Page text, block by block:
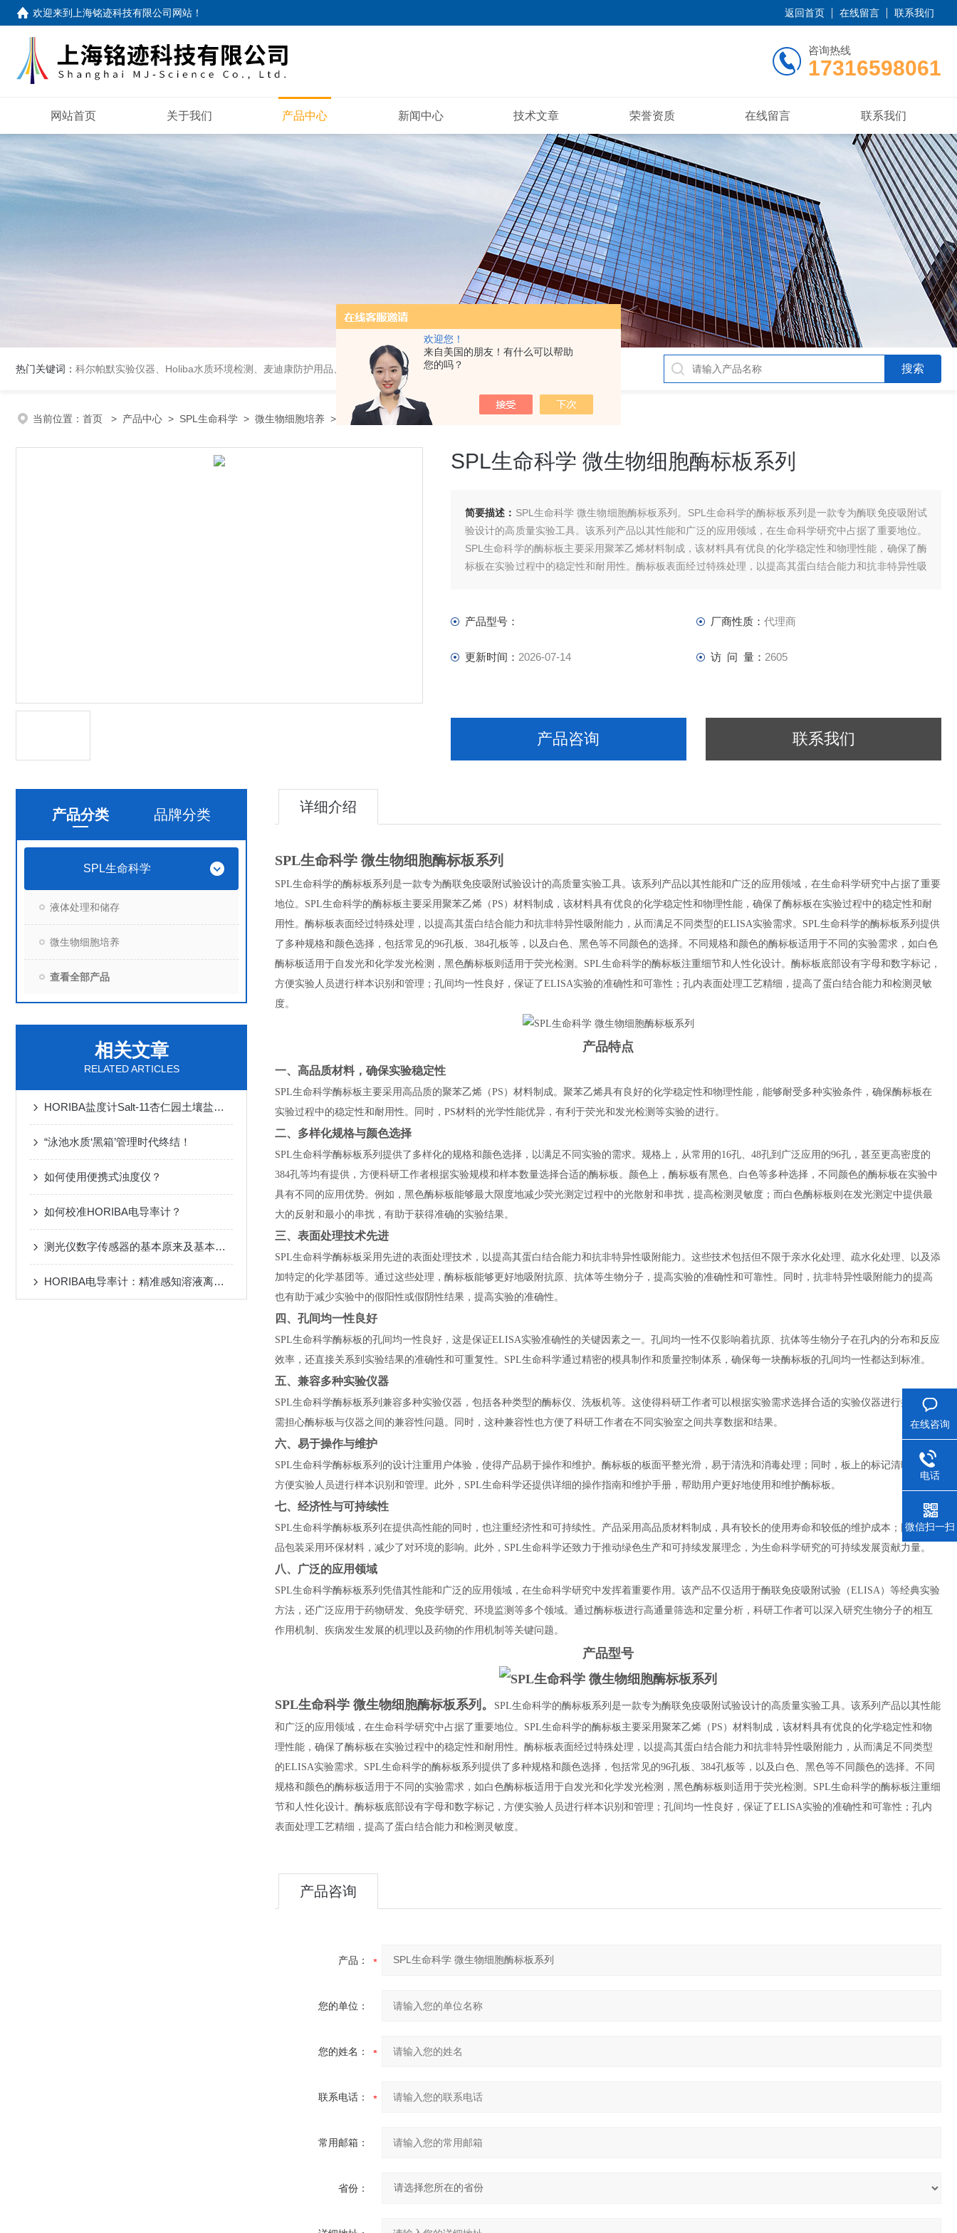
欢迎您！
来自美国的朋友！有什么可以帮助
您的吗？
欢迎来到 上海铭迹科技有限公司网站 ！ 返回首页 在线留言 联系我们
咨询热线
17316598061
网站首页 关于我们 产品中心 新闻中心 技术文章 荣誉资质 在线留言 联系我们
热门关键词： 科尔帕默实验仪器、Holiba水质环境检测、麦迪康防护用品、wiggens实验仪器，摇床、磁力搅拌器，电子天平
当前位置： 首页 > 产品中心 > SPL生命科学 > 微生物细胞培养 > SPL生命科学 微生物细胞酶标板系列
SPL生命科学 微生物细胞酶标板系列
简要描述： SPL生命科学 微生物细胞酶标板系列。SPL生命科学的酶标板系列是一款专为酶联免疫吸附试
验设计的高质量实验工具。该系列产品以其性能和广泛的应用领域，在生命科学研究中占据了重要地位。
SPL生命科学的酶标板主要采用聚苯乙烯材料制成，该材料具有优良的化学稳定性和物理性能，确保了酶
标板在实验过程中的稳定性和耐用性。酶标板表面经过特殊处理，以提高其蛋白结合能力和抗非特异性吸
产品型号： 厂商性质： 代理商
更新时间： 2026-07-14 访 问 量： 2605
产品咨询 联系我们
产品分类 品牌分类
SPL生命科学
液体处理和储存
微生物细胞培养
查看全部产品
相关文章
RELATED ARTICLES
HORIBA盐度计Salt-11杏仁园土壤盐分测量
“泳池水质‘黑箱’管理时代终结！
如何使用便携式浊度仪？
如何校准HORIBA电导率计？
测光仪数字传感器的基本原来及基本作用
HORIBA电导率计：精准感知溶液离子世界的可靠伙伴
详细介绍
SPL生命科学 微生物细胞酶标板系列
SPL生命科学的酶标板系列是一款专为酶联免疫吸附试验设计的高质量实验工具。该系列产品以其性能和广泛的应用领域，在生命科学研究中占据了重要
地位。SPL生命科学的酶标板主要采用聚苯乙烯（PS）材料制成，该材料具有优良的化学稳定性和物理性能，确保了酶标板在实验过程中的稳定性和耐
用性。酶标板表面经过特殊处理，以提高其蛋白结合能力和抗非特异性吸附能力，从而满足不同类型的ELISA实验需求。SPL生命科学的酶标板系列提供
了多种规格和颜色选择，包括常见的96孔板、384孔板等，以及白色、黑色等不同颜色的选择。不同规格和颜色的酶标板适用于不同的实验需求，如白色
酶标板适用于自发光和化学发光检测，黑色酶标板则适用于荧光检测。SPL生命科学的酶标板注重细节和人性化设计。酶标板底部设有字母和数字标记，
方便实验人员进行样本识别和管理；孔间均一性良好，保证了ELISA实验的准确性和可靠性；孔内表面处理工艺精细，提高了蛋白结合能力和检测灵敏
度。
产品特点
一、高品质材料，确保实验稳定性
SPL生命科学酶标板主要采用高品质的聚苯乙烯（PS）材料制成。聚苯乙烯具有良好的化学稳定性和物理性能，能够耐受多种实验条件，确保酶标板在
实验过程中的稳定性和耐用性。同时，PS材料的光学性能优异，有利于荧光和发光检测等实验的进行。
二、多样化规格与颜色选择
SPL生命科学酶标板系列提供了多样化的规格和颜色选择，以满足不同实验的需求。规格上，从常用的16孔、48孔到广泛应用的96孔，甚至更高密度的
384孔等均有提供，方便科研工作者根据实验规模和样本数量选择合适的酶标板。颜色上，酶标板有黑色、白色等多种选择，不同颜色的酶标板在实验中
具有不同的应用优势。例如，黑色酶标板能够最大限度地减少荧光测定过程中的光散射和串扰，提高检测灵敏度；而白色酶标板则在发光测定中提供最
大的反射和最小的串扰，有助于获得准确的实验结果。
三、表面处理技术先进
SPL生命科学酶标板采用先进的表面处理技术，以提高其蛋白结合能力和抗非特异性吸附能力。这些技术包括但不限于亲水化处理、疏水化处理、以及添
加特定的化学基团等。通过这些处理，酶标板能够更好地吸附抗原、抗体等生物分子，提高实验的准确性和可靠性。同时，抗非特异性吸附能力的提高
也有助于减少实验中的假阳性或假阴性结果，提高实验的准确性。
四、孔间均一性良好
SPL生命科学酶标板的孔间均一性良好，这是保证ELISA实验准确性的关键因素之一。孔间均一性不仅影响着抗原、抗体等生物分子在孔内的分布和反应
效率，还直接关系到实验结果的准确性和可重复性。SPL生命科学通过精密的模具制作和质量控制体系，确保每一块酶标板的孔间均一性都达到标准。
五、兼容多种实验仪器
SPL生命科学酶标板系列兼容多种实验仪器，包括各种类型的酶标仪、洗板机等。这使得科研工作者可以根据实验需求选择合适的实验仪器进行操作，无
需担心酶标板与仪器之间的兼容性问题。同时，这种兼容性也方便了科研工作者在不同实验室之间共享数据和结果。
六、易于操作与维护
SPL生命科学酶标板系列的设计注重用户体验，使得产品易于操作和维护。酶标板的板面平整光滑，易于清洗和消毒处理；同时，板上的标记清晰明确，
方便实验人员进行样本识别和管理。此外，SPL生命科学还提供详细的操作指南和维护手册，帮助用户更好地使用和维护酶标板。
七、经济性与可持续性
SPL生命科学酶标板系列在提供高性能的同时，也注重经济性和可持续性。产品采用高品质材料制成，具有较长的使用寿命和较低的维护成本；同时，产
品包装采用环保材料，减少了对环境的影响。此外，SPL生命科学还致力于推动绿色生产和可持续发展理念，为生命科学研究的可持续发展贡献力量。
八、广泛的应用领域
SPL生命科学酶标板系列凭借其性能和广泛的应用领域，在生命科学研究中发挥着重要作用。该产品不仅适用于酶联免疫吸附试验（ELISA）等经典实验
方法，还广泛应用于药物研发、免疫学研究、环境监测等多个领域。通过酶标板进行高通量筛选和定量分析，科研工作者可以深入研究生物分子的相互
作用机制、疾病发生发展的机理以及药物的作用机制等关键问题。
产品型号
SPL生命科学 微生物细胞酶标板系列。
SPL生命科学的酶标板系列是一款专为酶联免疫吸附试验设计的高质量实验工具。该系列产品以其性能
和广泛的应用领域，在生命科学研究中占据了重要地位。SPL生命科学的酶标板主要采用聚苯乙烯（PS）材料制成，该材料具有优良的化学稳定性和物
理性能，确保了酶标板在实验过程中的稳定性和耐用性。酶标板表面经过特殊处理，以提高其蛋白结合能力和抗非特异性吸附能力，从而满足不同类型
的ELISA实验需求。SPL生命科学的酶标板系列提供了多种规格和颜色选择，包括常见的96孔板、384孔板等，以及白色、黑色等不同颜色的选择。不同
规格和颜色的酶标板适用于不同的实验需求，如白色酶标板适用于自发光和化学发光检测，黑色酶标板则适用于荧光检测。SPL生命科学的酶标板注重细
节和人性化设计。酶标板底部设有字母和数字标记，方便实验人员进行样本识别和管理；孔间均一性良好，保证了ELISA实验的准确性和可靠性；孔内
表面处理工艺精细，提高了蛋白结合能力和检测灵敏度。
产品咨询
产品：
您的单位：
您的姓名：
联系电话：
常用邮箱：
省份：
在线咨询
电话
微信扫一扫